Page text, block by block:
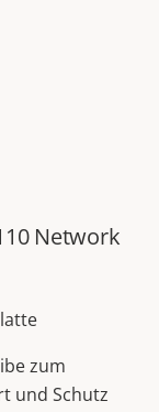
Network
zum
und Schutz